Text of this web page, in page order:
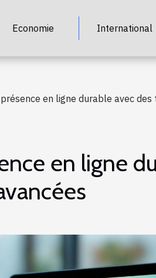
Economie International
en ligne durable avec des
en ligne